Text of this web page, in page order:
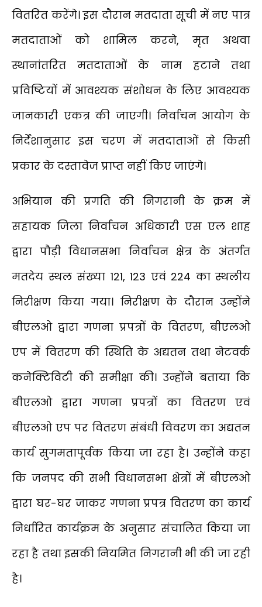
वितरित करेंगे। इस दौरान मतदाता सूची में नए पात्र
मतदाताओं को शामिल करने, मृत अथवा
स्थानांतरित मतदाताओं के नाम हटाने तथा
प्रविष्टियों में आवश्यक संशोधन के लिए आवश्यक
जानकारी एकत्र की जाएगी। निर्वाचन आयोग के
निर्देशानुसार इस चरण में मतदाताओं से किसी
प्रकार के दस्तावेज प्राप्त नहीं किए जाएंगे।
अभियान की प्रगति की निगरानी के क्रम में
सहायक जिला निर्वाचन अधिकारी एस एल शाह
द्वारा पौड़ी विधानसभा निर्वाचन क्षेत्र के अंतर्गत
मतदेय स्थल संख्या 121, 123 एवं 224 का स्थलीय
निरीक्षण किया गया। निरीक्षण के दौरान उन्होंने
बीएलओ द्वारा गणना प्रपत्रों के वितरण, बीएलओ
एप में वितरण की स्थिति के अद्यतन तथा नेटवर्क
कनेक्टिविटी की समीक्षा की। उन्होंने बताया कि
बीएलओ द्वारा गणना प्रपत्रों का वितरण एवं
बीएलओ एप पर वितरण संबंधी विवरण का अद्यतन
कार्य सुगमतापूर्वक किया जा रहा है। उन्होंने कहा
कि जनपद की सभी विधानसभा क्षेत्रों में बीएलओ
द्वारा घर-घर जाकर गणना प्रपत्र वितरण का कार्य
निर्धारित कार्यक्रम के अनुसार संचालित किया जा
रहा है तथा इसकी नियमित निगरानी भी की जा रही
है।